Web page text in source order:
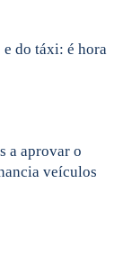
do táxi: é hora
a aprovar o
veículos